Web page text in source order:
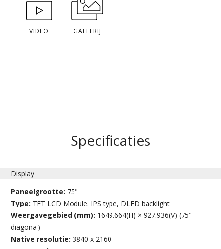
VIDEO GALLERIJ
Specificaties
Display
Paneelgrootte: 75"
Type: TFT LCD Module. IPS type, DLED backlight
Weergavegebied (mm): 1649.664(H) × 927.936(V) (75"
diagonal)
Native resolutie:3840 x 2160